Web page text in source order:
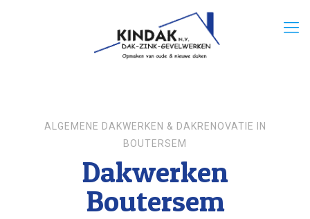
ALGEMENE DAKWERKEN & DAKRENOVATIE IN
BOUTERSEM
Dakwerken
Boutersem